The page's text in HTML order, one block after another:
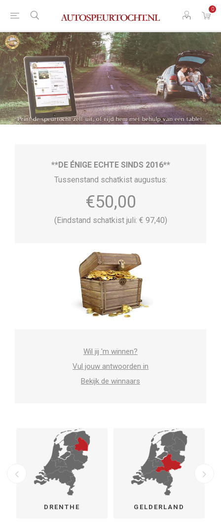
0
**DE ÉNIGE ECHTE SINDS 2016**
Tussenstand schatkist augustus:
€50,00
(Eindstand schatkist juli: € 97,40)
Wil jij 'm winnen?
Vul jouw antwoorden in
Bekijk de winnaars
DRENTHE GELDERLAND